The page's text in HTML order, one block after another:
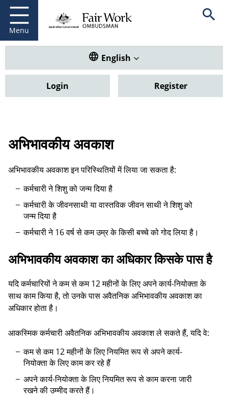
main
content
Menu
Fair Work Ombudsman Open
Translate this website. Default
English
Login Register
अभिभावकीय अवकाश
अभिभावकीय अवकाश इन परिस्थितियों में लिया जा सकता है:
कर्मचारी ने शिशु को जन्म दिया है
कर्मचारी के जीवनसाथी या वास्तविक जीवन साथी ने शिशु को
जन्म दिया है
कर्मचारी ने 16 वर्ष से कम उम्र के किसी बच्चे को गोद लिया है।
अभिभावकीय अवकाश का अधिकार किसके पास है
यदि कर्मचारियों ने कम से कम 12 महीनों के लिए अपने कार्य-नियोक्ता के
साथ काम किया है, तो उनके पास अवैतनिक अभिभावकीय अवकाश का
अधिकार होता है।
आकस्मिक कर्मचारी अवैतनिक अभिभावकीय अवकाश ले सकते हैं, यदि वे:
कम से कम 12 महीनों के लिए नियमित रूप से अपने कार्य-
नियोक्ता के लिए काम कर रहे हैं
अपने कार्य-नियोक्ता के लिए नियमित रूप से काम करना जारी
रखने की उम्मीद करते हैं।